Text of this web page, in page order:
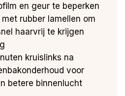
en geur te beperken
rubber lamellen om
haarvrij te krijgen
kruislinks na
voor
betere binnenlucht